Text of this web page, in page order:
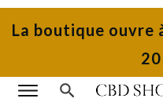
La boutique ouvre